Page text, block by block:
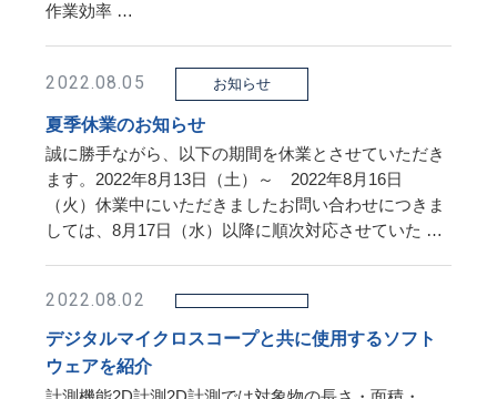
作業効率 …
2022.08.05 お知らせ
夏季休業のお知らせ
誠に勝手ながら、以下の期間を休業とさせていただき
ます。2022年8月13日（土）～ 2022年8月16日
（火）休業中にいただきましたお問い合わせにつきま
しては、8月17日（水）以降に順次対応させていた …
2022.08.02
デジタルマイクロスコープと共に使用するソフト
ウェアを紹介